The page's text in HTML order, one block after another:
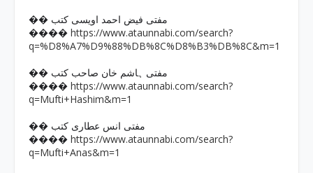
�� مفتی فیض احمد اویسی کتب
���� https://www.ataunnabi.com/search?
q=%D8%A7%D9%88%DB%8C%D8%B3%DB%8C&m=1
�� مفتی ہاشم خان صاحب کتب
���� https://www.ataunnabi.com/search?
q=Mufti+Hashim&m=1
�� مفتی انس عطاری کتب
���� https://www.ataunnabi.com/search?
q=Mufti+Anas&m=1